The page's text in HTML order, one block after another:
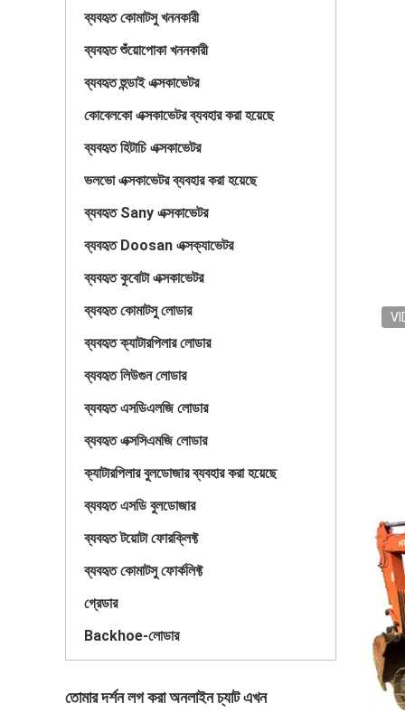
ব্যবহৃত কোমাটসু খননকারী
ব্যবহৃত শুঁয়োপোকা খননকারী
ব্যবহৃত হুন্ডাই এক্সকাভেটর
কোবেলকো এক্সকাভেটর ব্যবহার করা হয়েছে
ব্যবহৃত হিটাচি এক্সকাভেটর
ভলভো এক্সকাভেটর ব্যবহার করা হয়েছে
ব্যবহৃত Sany এক্সকাভেটর
ব্যবহৃত Doosan এক্সক্যাভেটর
ব্যবহৃত কুবোটা এক্সকাভেটর
ব্যবহৃত কোমাটসু লোডার
ব্যবহৃত ক্যাটারপিলার লোডার
ব্যবহৃত লিউগুন লোডার
ব্যবহৃত এসডিএলজি লোডার
ব্যবহৃত এক্সসিএমজি লোডার
ক্যাটারপিলার বুলডোজার ব্যবহার করা হয়েছে
ব্যবহৃত এসডি বুলডোজার
ব্যবহৃত টয়োটা ফোরক্লিফ্ট
ব্যবহৃত কোমাটসু ফোর্কলিফ্ট
গ্রেডার
Backhoe-লোডার
তোমার দর্শন লগ করা অনলাইন চ্যাট এখন